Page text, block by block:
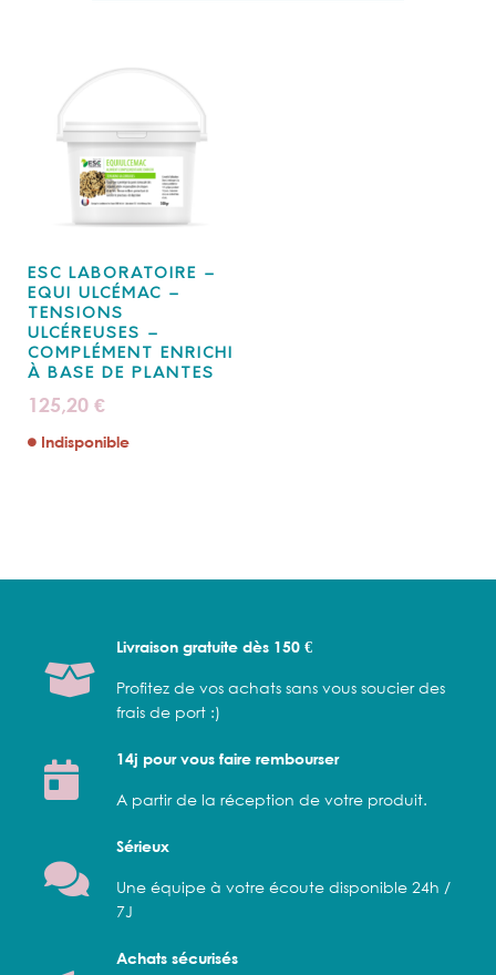
ESC LABORATOIRE –
EQUI ULCÉMAC –
TENSIONS
ULCÉREUSES –
COMPLÉMENT ENRICHI
À BASE DE PLANTES
125,20 €
Indisponible
Livraison gratuite dès 150 €
Profitez de vos achats sans vous soucier des
frais de port :)
14j pour vous faire rembourser
A partir de la réception de votre produit.
Sérieux
Une équipe à votre écoute disponible 24h /
7J
Achats sécurisés